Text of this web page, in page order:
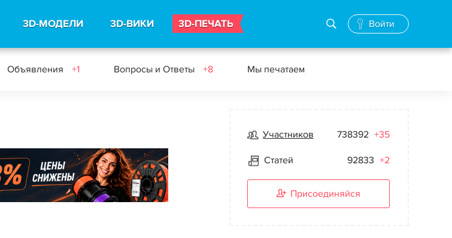
3D-МОДЕЛИ 3D-ВИКИ 3D-ПЕЧАТЬ Войти
Объявления +1 Вопросы и Ответы +8 Мы печатаем
Участников 738392 +35
Статей 92833 +2
Присоединяйся